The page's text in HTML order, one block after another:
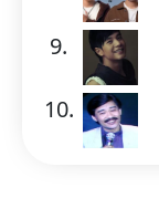
9.
10.